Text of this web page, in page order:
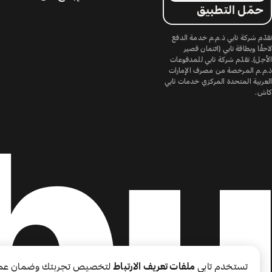
حمّل التطبيق
تقدّم شركة تابي ذ.م.م خدمة الدفع
لاحقًا وبطاقة تابي (ائتمان قصير
الأجل). تقدّم شركة تابي للمدفوعات
ذ.م.م المرخصة من مصرف الإمارات
العربية المتحدة المركزي خدمات تابي
كاش.
تستخدم تابي ملفات تعريف الارتباطلتخصيص تجربتك وضمان